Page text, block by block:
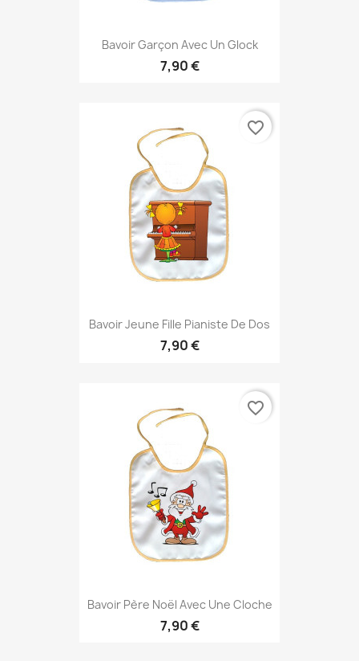
Bavoir Garçon Avec Un Glock
7,90 €
Bavoir Jeune Fille Pianiste De Dos
7,90 €
favorite_border
Bavoir Père Noël Avec Une Cloche
7,90 €
favorite_border